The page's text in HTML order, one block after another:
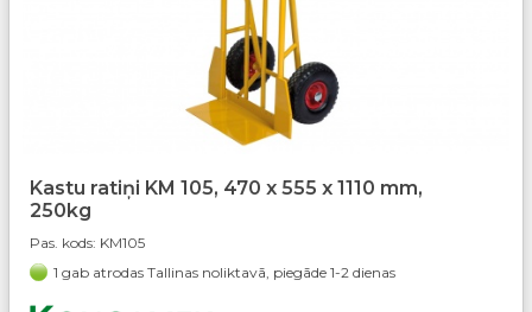
Kastu ratiņi KM 105, 470 x 555 x 1110 mm,
250kg
Pas. kods: KM105
1 gab atrodas Tallinas noliktavā, piegāde 1-2 dienas